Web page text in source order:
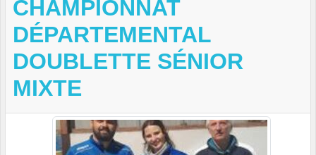
CHAMPIONNAT
DÉPARTEMENTAL
DOUBLETTE SÉNIOR
MIXTE